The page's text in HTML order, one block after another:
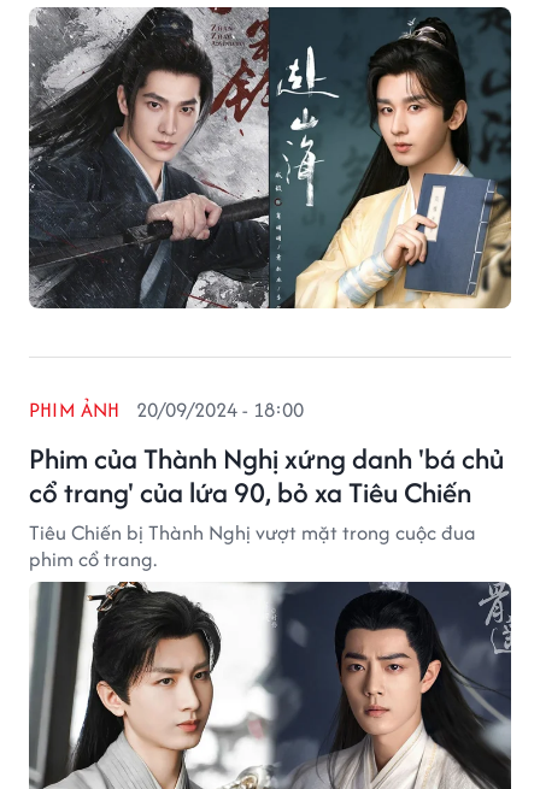
Phim của Thành Nghị xứng danh 'bá chủ
cổ trang' của lứa 90, bỏ xa Tiêu Chiến
PHIM ẢNH 20/09/2024 - 18:00
Tiêu Chiến bị Thành Nghị vượt mặt trong cuộc đua
phim cổ trang.